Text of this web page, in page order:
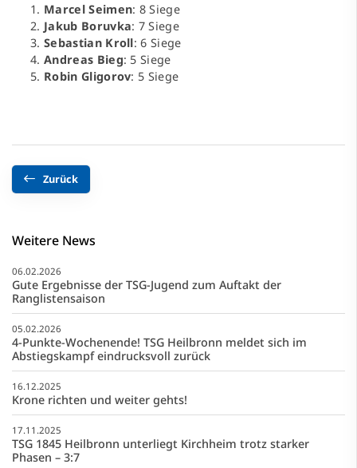
Marcel Seimen: 8 Siege
Jakub Boruvka: 7 Siege
Sebastian Kroll: 6 Siege
Andreas Bieg: 5 Siege
Robin Gligorov: 5 Siege
Zurück
Weitere News
06.02.2026
Gute Ergebnisse der TSG-Jugend zum Auftakt der
Ranglistensaison
05.02.2026
4-Punkte-Wochenende! TSG Heilbronn meldet sich im
Abstiegskampf eindrucksvoll zurück
16.12.2025
Krone richten und weiter gehts!
17.11.2025
TSG 1845 Heilbronn unterliegt Kirchheim trotz starker
Phasen – 3:7